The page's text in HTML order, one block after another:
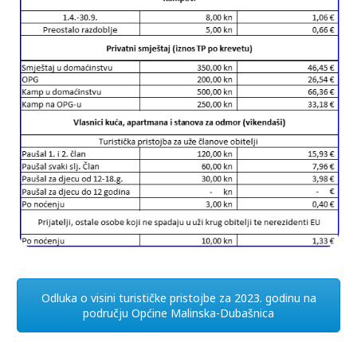
Odluka o visini turističke pristojbe za 2023. godinu na
području Općine Malinska-Dubašnica